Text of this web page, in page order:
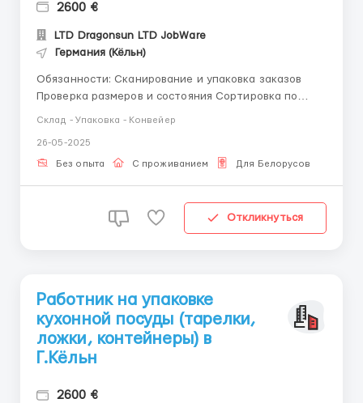
2600 €
LTD Dragonsun LTD JobWare
Германия (Кёльн)
Обязанности: Сканирование и упаковка заказов
Проверка размеров и состояния Сортировка по
Зарплата: до 2600 € брутто Работа в 2 смены
Жильё бесплатно, рядом ...
Склад - Упаковка - Конвейер
26-05-2025
Без опыта С проживанием Для Белорусов
Откликнуться
Работник на упаковке
кухонной посуды (тарелки,
ложки, контейнеры) в
Г.Кёльн
2600 €